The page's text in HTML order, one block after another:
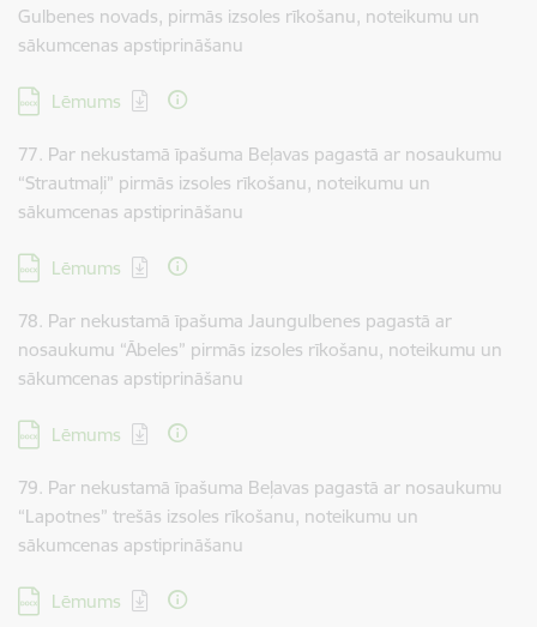
Gulbenes novads, pirmās izsoles rīkošanu, noteikumu un
sākumcenas apstiprināšanu
Lejupielādēt:
Lēmums
77. Par nekustamā īpašuma Beļavas pagastā ar nosaukumu
“Strautmaļi” pirmās izsoles rīkošanu, noteikumu un
sākumcenas apstiprināšanu
Lejupielādēt:
Lēmums
78. Par nekustamā īpašuma Jaungulbenes pagastā ar
nosaukumu “Ābeles” pirmās izsoles rīkošanu, noteikumu un
sākumcenas apstiprināšanu
Lejupielādēt:
Lēmums
79. Par nekustamā īpašuma Beļavas pagastā ar nosaukumu
“Lapotnes” trešās izsoles rīkošanu, noteikumu un
sākumcenas apstiprināšanu
Lejupielādēt:
Lēmums